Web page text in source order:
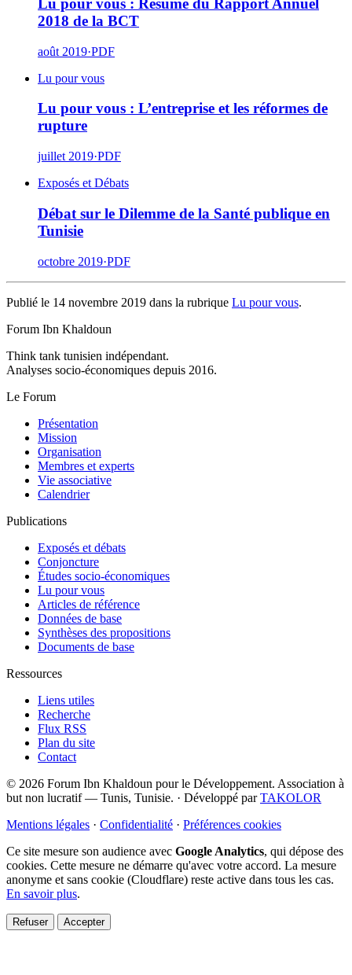
Lu pour vous : Résumé du Rapport Annuel
2018 de la BCT
août 2019·PDF
Lu pour vous
Lu pour vous : L’entreprise et les réformes de
rupture
juillet 2019·PDF
Exposés et Débats
Débat sur le Dilemme de la Santé publique en
Tunisie
octobre 2019·PDF
Publié le 14 novembre 2019 dans la rubrique Lu pour vous.
Forum Ibn Khaldoun
Think tank tunisien indépendant.
Analyses socio-économiques depuis 2016.
Le Forum
Présentation
Mission
Organisation
Membres et experts
Vie associative
Calendrier
Publications
Exposés et débats
Conjoncture
Études socio-économiques
Lu pour vous
Articles de référence
Données de base
Synthèses des propositions
Documents de base
Ressources
Liens utiles
Recherche
Flux RSS
Plan du site
Contact
© 2026 Forum Ibn Khaldoun pour le Développement. Association à
but non lucratif — Tunis, Tunisie. · Développé parTAKOLOR
Mentions légales · Confidentialité · Préférences cookies
Ce site mesure son audience avec Google Analytics, qui dépose des
cookies. Cette mesure ne démarre qu'avec votre accord. La mesure
anonyme et sans cookie (Cloudflare) reste active dans tous les cas.
En savoir plus.
Refuser Accepter